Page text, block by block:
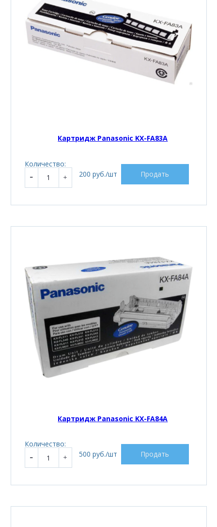
Картридж Panasonic KX-FA83A
Количество:
200 руб./шт
Продать
Картридж Panasonic KX-FA84A
Количество:
500 руб./шт
Продать